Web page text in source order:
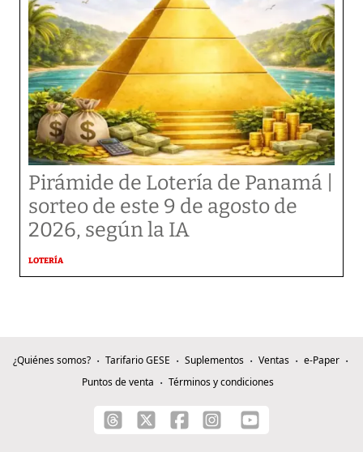
Pirámide de Lotería de Panamá |
sorteo de este 9 de agosto de
2026, según la IA
LOTERÍA
¿Quiénes somos? Tarifario GESE Suplementos Ventas
e-Paper
Puntos de venta
Términos y condiciones